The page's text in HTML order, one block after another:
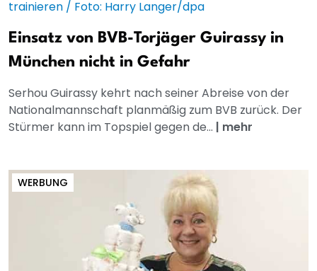
Einsatz von BVB-Torjäger Guirassy in
München nicht in Gefahr
Serhou Guirassy kehrt nach seiner Abreise von der
Nationalmannschaft planmäßig zum BVB zurück. Der
Stürmer kann im Topspiel gegen de... | mehr
WERBUNG